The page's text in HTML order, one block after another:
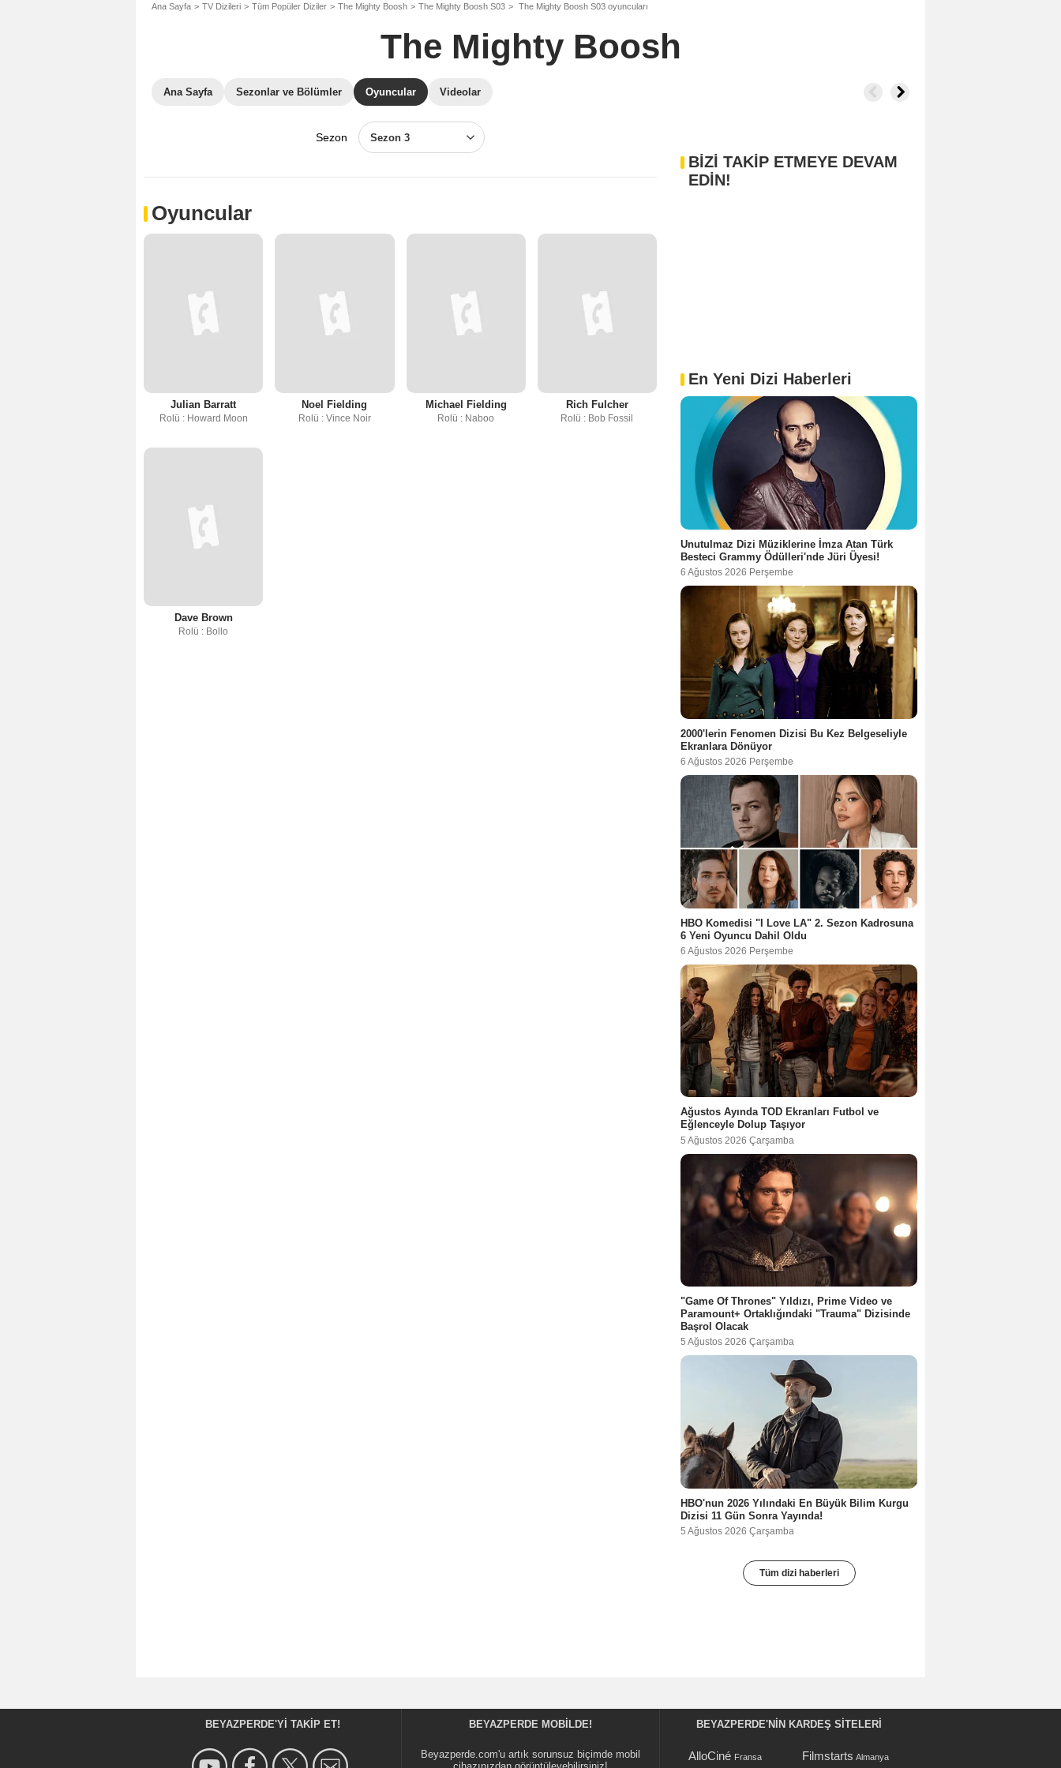
Ana Sayfa TV Dizileri Tüm Popüler Diziler The Mighty Boosh The Mighty Boosh S03 The Mighty Boosh S03 oyuncuları
The Mighty Boosh
Ana Sayfa Sezonlar ve Bölümler Oyuncular Videolar
Sezon Sezon 3
Oyuncular
Julian Barratt
Rolü : Howard Moon
Noel Fielding
Rolü : Vince Noir
Michael Fielding
Rolü : Naboo
Rich Fulcher
Rolü : Bob Fossil
Dave Brown
Rolü : Bollo
BİZİ TAKİP ETMEYE DEVAM
EDİN!
En Yeni Dizi Haberleri
Unutulmaz Dizi Müziklerine İmza Atan Türk
Besteci Grammy Ödülleri'nde Jüri Üyesi!
6 Ağustos 2026 Perşembe
2000'lerin Fenomen Dizisi Bu Kez Belgeseliyle
Ekranlara Dönüyor
6 Ağustos 2026 Perşembe
HBO Komedisi "I Love LA" 2. Sezon Kadrosuna
6 Yeni Oyuncu Dahil Oldu
6 Ağustos 2026 Perşembe
Ağustos Ayında TOD Ekranları Futbol ve
Eğlenceyle Dolup Taşıyor
5 Ağustos 2026 Çarşamba
"Game Of Thrones" Yıldızı, Prime Video ve
Paramount+ Ortaklığındaki "Trauma" Dizisinde
Başrol Olacak
5 Ağustos 2026 Çarşamba
HBO'nun 2026 Yılındaki En Büyük Bilim Kurgu
Dizisi 11 Gün Sonra Yayında!
5 Ağustos 2026 Çarşamba
Tüm dizi haberleri
BEYAZPERDE'YI TAKIP ET! BEYAZPERDE MOBILDE!
Beyazperde.com'u artık sorunsuz biçimde mobil
BEYAZPERDE'NIN KARDEŞ SİTELERİ
AlloCiné Fransa Filmstarts Almanya